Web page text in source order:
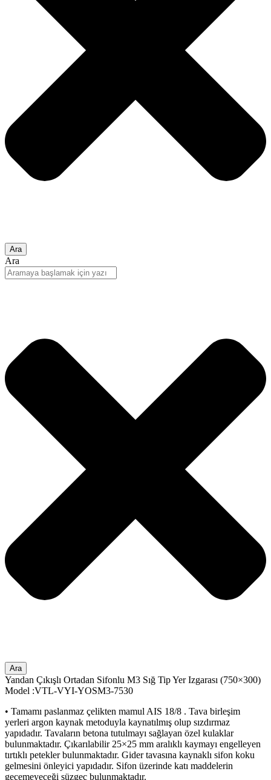
Ara
Ara
Ara
Yandan Çıkışlı Ortadan Sifonlu M3 Sığ Tip Yer Izgarası (750×300)
Model :VTL-VYI-YOSM3-7530
• Tamamı paslanmaz çelikten mamul AIS 18/8 . Tava birleşim
yerleri argon kaynak metoduyla kaynatılmış olup sızdırmaz
yapıdadır. Tavaların betona tutulmayı sağlayan özel kulaklar
bulunmaktadır. Çıkarılabilir 25×25 mm aralıklı kaymayı engelleyen
tırtıklı petekler bulunmaktadır. Gider tavasına kaynaklı sifon koku
gelmesini önleyici yapıdadır. Sifon üzerinde katı maddelerin
geçemeyeceği süzgeç bulunmaktadır.